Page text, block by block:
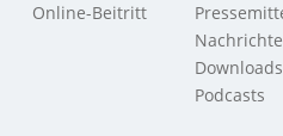
Online-Beitritt
Downloads
Podcasts